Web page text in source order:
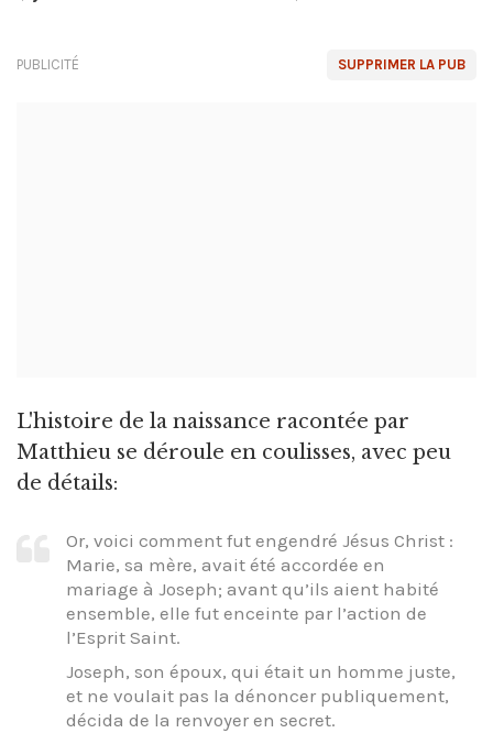
SUPPRIMER LA PUB
PUBLICITÉ
L'histoire de la naissance racontée par
Matthieu se déroule en coulisses, avec peu
de détails:
Or, voici comment fut engendré Jésus Christ :
Marie, sa mère, avait été accordée en
mariage à Joseph; avant qu’ils aient habité
ensemble, elle fut enceinte par l’action de
l’Esprit Saint.
Joseph, son époux, qui était un homme juste,
et ne voulait pas la dénoncer publiquement,
décida de la renvoyer en secret.